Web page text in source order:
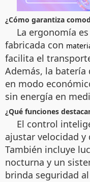
¿Cómo garantiza
La ergonomía
fabricada con
facilita el
Además, la batería
en modo
sin energía en
¿Qué funciones
El control
ajustar velocidad
También incluye
nocturna y un
brinda seguridad